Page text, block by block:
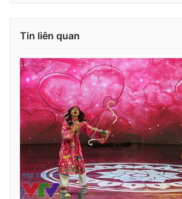
Liên hệ quảng cáo:
Tin liên quan